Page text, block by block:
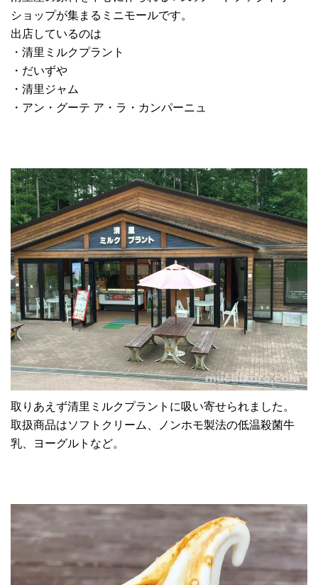
ショップが集まるミニモールです。
出店しているのは
・清里ミルクプラント
・だいずや
・清里ジャム
・アン・グーテ ア・ラ・カンパーニュ
取りあえず清里ミルクプラントに吸い寄せられました。
取扱商品はソフトクリーム、ノンホモ製法の低温殺菌牛
乳、ヨーグルトなど。